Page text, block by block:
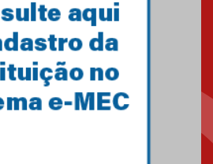
Como os pais podem investir
na educação dos filhos além da
escola